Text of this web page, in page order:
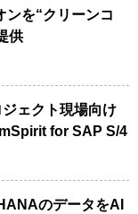
を“クリーンコ
供
ェクト現場向け
for SAP S/4
のデータをAI